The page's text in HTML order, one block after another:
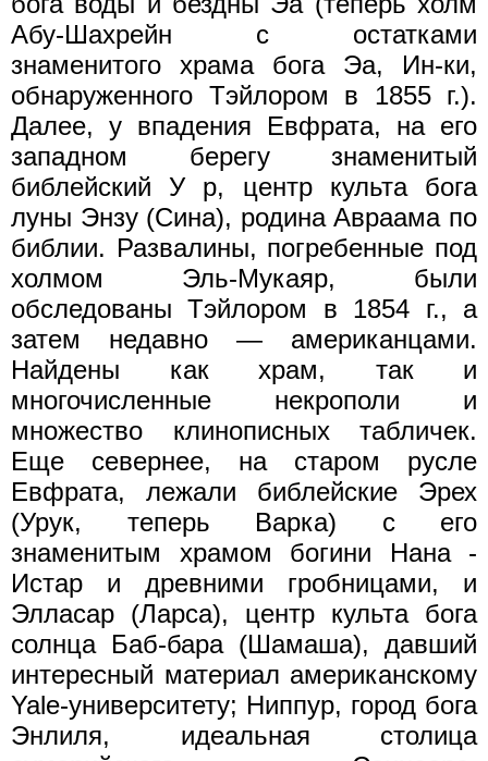
Абу-Шахрейн с остатками
знаменитого храма бога Эа, Ин-ки,
обнаруженного Тэйлором в 1855 г.).
Далее, у впадения Евфрата, на его
западном берегу знаменитый
библейский У р, центр культа бога
луны Энзу (Сина), родина Авраама по
библии. Развалины, погребенные под
холмом Эль-Мукаяр, были
обследованы Тэйлором в 1854 г., а
затем недавно — американцами.
Найдены как храм, так и
многочисленные некрополи и
множество клинописных табличек.
Еще севернее, на старом русле
Евфрата, лежали библейские Эрех
(Урук, теперь Варка) с его
знаменитым храмом богини Нана -
Истар и древними гробницами, и
Элласар (Ларса), центр культа бога
солнца Баб-бара (Шамаша), давший
интересный материал американскому
Yale-университету; Ниппур, город бога
Энлиля, идеальная столица